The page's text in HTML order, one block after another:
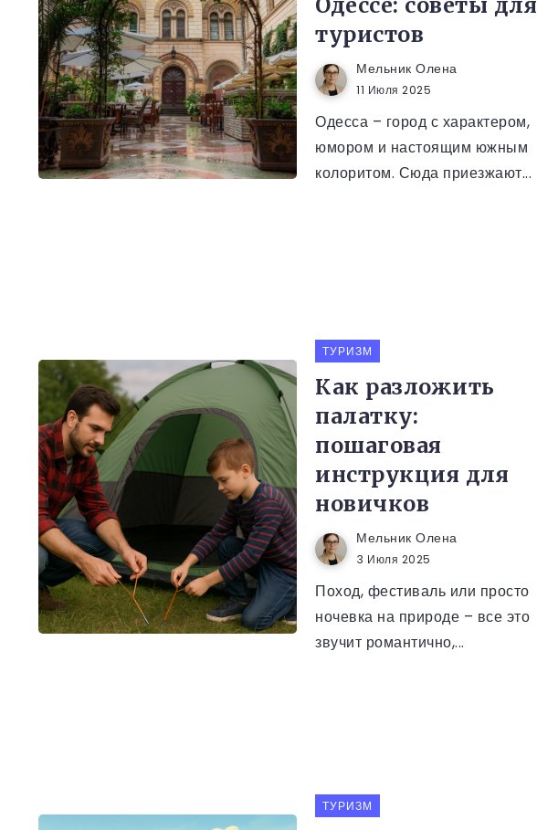
Одессе: советы для
туристов
Мельник Олена
11 Июля 2025
Одесса – город с характером,
юмором и настоящим южным
колоритом. Сюда приезжают...
ТУРИЗМ
Как разложить
палатку:
пошаговая
инструкция для
новичков
Мельник Олена
3 Июля 2025
Поход, фестиваль или просто
ночевка на природе – все это
звучит романтично,...
ТУРИЗМ